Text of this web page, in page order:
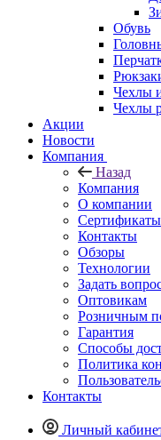
Обувь
Чехлы
Чехлы
Акции
Новости
Компания
Назад
Компания
О компании
Сертификаты
Контакты
Обзоры
Технологии
Задать
Оптовикам
Розничным
Гарантия
Способы
Политика
Контакты
Личный